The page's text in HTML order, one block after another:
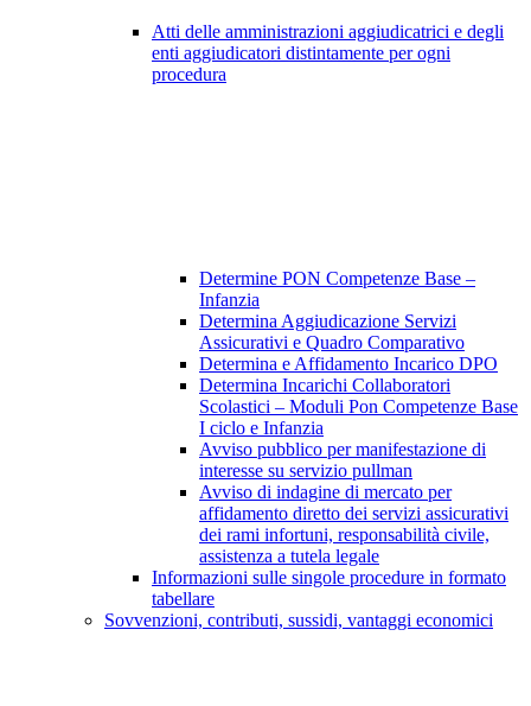
Atti delle amministrazioni aggiudicatrici e degli
enti aggiudicatori distintamente per ogni
procedura
Determine PON Competenze Base –
Infanzia
Determina Aggiudicazione Servizi
Assicurativi e Quadro Comparativo
Determina e Affidamento Incarico DPO
Determina Incarichi Collaboratori
Scolastici – Moduli Pon Competenze Base
I ciclo e Infanzia
Avviso pubblico per manifestazione di
interesse su servizio pullman
Avviso di indagine di mercato per
affidamento diretto dei servizi assicurativi
dei rami infortuni, responsabilità civile,
assistenza a tutela legale
Informazioni sulle singole procedure in formato
tabellare
Sovvenzioni, contributi, sussidi, vantaggi economici